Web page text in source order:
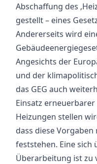
Abschaffung des
gestellt – eines
Andererseits wird
Angesichts der
und der
das GEG auch
Einsatz
Heizungen stellen
dass diese Vorgaben
feststehen. Eine sich
Überarbeitung ist zu